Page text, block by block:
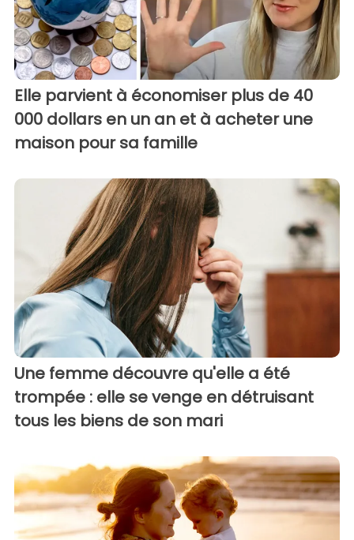
Elle parvient à économiser plus de 40
000 dollars en un an et à acheter une
maison pour sa famille
Une femme découvre qu'elle a été
trompée : elle se venge en détruisant
tous les biens de son mari